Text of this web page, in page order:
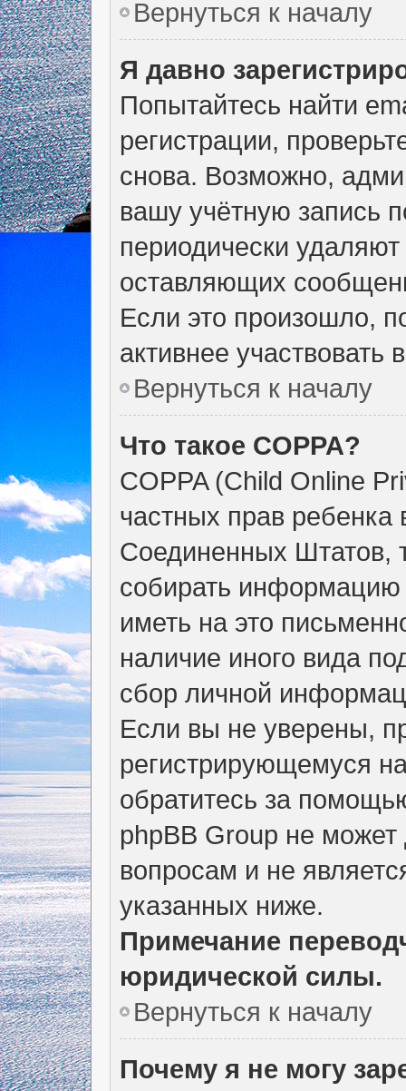
Вернуться к началу
Я давно
Попытайтесь найти
регистрации,
снова. Возможно,
вашу учётную запись
периодически
оставляющих
Если это произошло,
активнее участвовать
Вернуться к началу
Что такое COPPA?
COPPA (Child Online
частных прав ребенка
Соединенных Штатов,
собирать информацию
иметь на это
наличие иного вида
сбор личной
Если вы не уверены,
регистрирующемуся
обратитесь за
phpBB Group не
вопросам и не
указанных ниже.
Примечание
юридической силы.
Вернуться к началу
Почему я не могу